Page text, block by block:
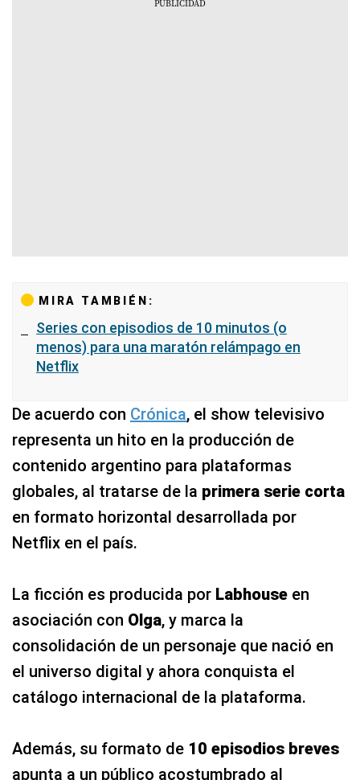
MIRA TAMBIÉN:
Series con episodios de 10 minutos (o
menos) para una maratón relámpago en
Netflix
De acuerdo con Crónica, el show televisivo
representa un hito en la producción de
contenido argentino para plataformas
globales, al tratarse de la primera serie corta
en formato horizontal desarrollada por
Netflix en el país.
La ficción es producida por Labhouse en
asociación con Olga, y marca la
consolidación de un personaje que nació en
el universo digital y ahora conquista el
catálogo internacional de la plataforma.
Además, su formato de 10 episodios breves
apunta a un público acostumbrado al